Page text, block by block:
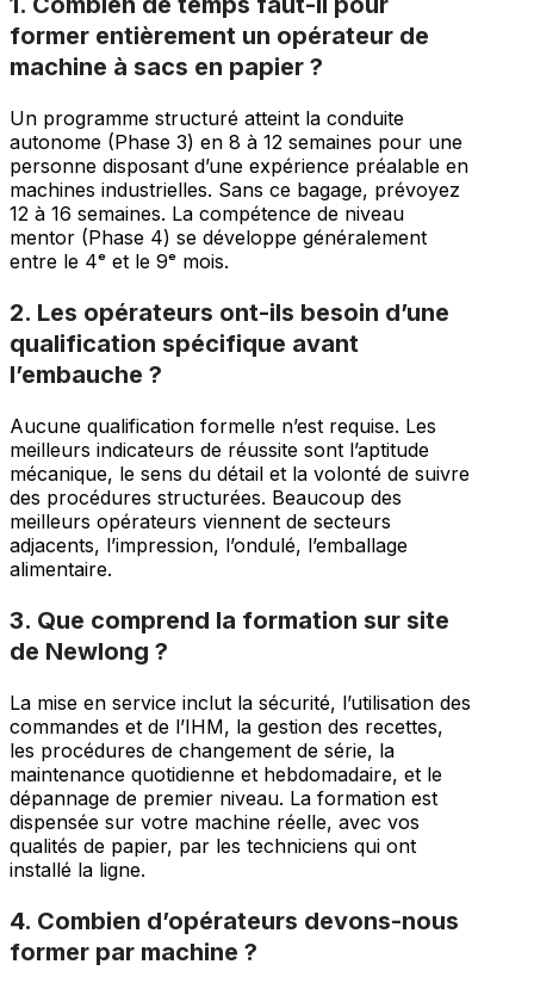
former entièrement un opérateur de
machine à sacs en papier ?
Un programme structuré atteint la conduite
autonome (Phase 3) en 8 à 12 semaines pour une
personne disposant d’une expérience préalable en
machines industrielles. Sans ce bagage, prévoyez
12 à 16 semaines. La compétence de niveau
mentor (Phase 4) se développe généralement
entre le 4ᵉ et le 9ᵉ mois.
2. Les opérateurs ont-ils besoin d’une
qualification spécifique avant
l’embauche ?
Aucune qualification formelle n’est requise. Les
meilleurs indicateurs de réussite sont l’aptitude
mécanique, le sens du détail et la volonté de suivre
des procédures structurées. Beaucoup des
meilleurs opérateurs viennent de secteurs
adjacents, l’impression, l’ondulé, l’emballage
alimentaire.
3. Que comprend la formation sur site
de Newlong ?
La mise en service inclut la sécurité, l’utilisation des
commandes et de l’IHM, la gestion des recettes,
les procédures de changement de série, la
maintenance quotidienne et hebdomadaire, et le
dépannage de premier niveau. La formation est
dispensée sur votre machine réelle, avec vos
qualités de papier, par les techniciens qui ont
installé la ligne.
4. Combien d’opérateurs devons-nous
former par machine ?